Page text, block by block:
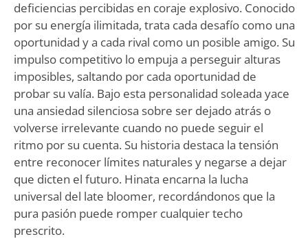
deficiencias percibidas en coraje explosivo. Conocido
por su energía ilimitada, trata cada desafío como una
oportunidad y a cada rival como un posible amigo. Su
impulso competitivo lo empuja a perseguir alturas
imposibles, saltando por cada oportunidad de
probar su valía. Bajo esta personalidad soleada yace
una ansiedad silenciosa sobre ser dejado atrás o
volverse irrelevante cuando no puede seguir el
ritmo por su cuenta. Su historia destaca la tensión
entre reconocer límites naturales y negarse a dejar
que dicten el futuro. Hinata encarna la lucha
universal del late bloomer, recordándonos que la
pura pasión puede romper cualquier techo
prescrito.